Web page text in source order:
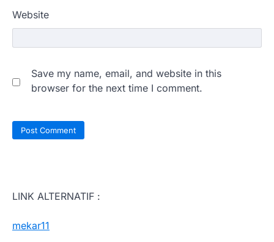
Website
Save my name, email, and website in this
browser for the next time I comment.
LINK ALTERNATIF :
mekar11